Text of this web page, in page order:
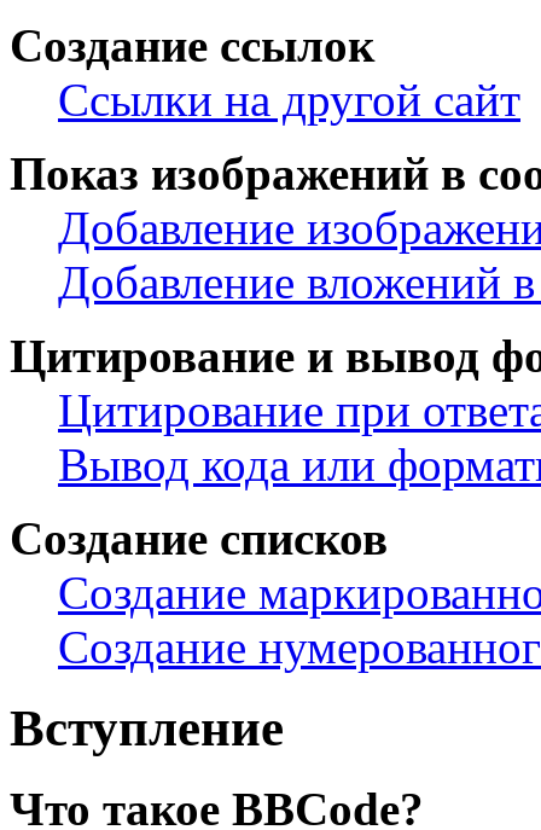
Создание ссылок
Ссылки на другой сайт
Показ изображений в
Добавление
Добавление вложений
Цитирование и вывод
Цитирование при
Вывод кода или
Создание списков
Создание
Создание
Вступление
Что такое BBCode?